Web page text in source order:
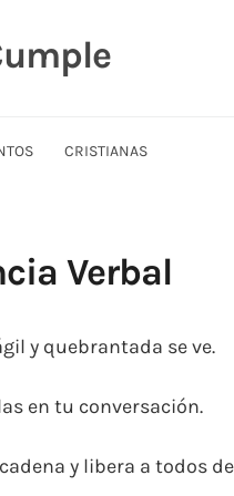
CRISTIANAS
Verbal
y quebrantada se ve.
en tu conversación.
y libera a todos